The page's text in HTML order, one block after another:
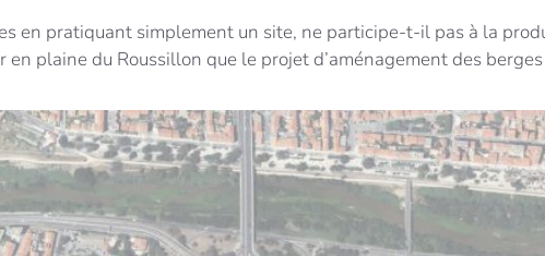
en pratiquant simplement un site, ne participe-t-il pas à la
en plaine du Roussillon que le projet d’aménagement des